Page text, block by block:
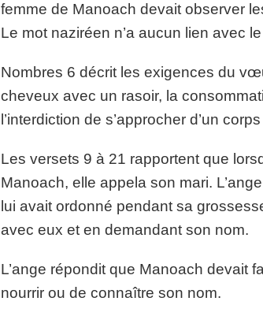
femme de Manoach devait observer
Le mot naziréen n’a aucun lien avec
Nombres 6 décrit les exigences du
cheveux avec un rasoir, la
l’interdiction de s’approcher d’un
Les versets 9 à 21 rapportent que
Manoach, elle appela son mari.
lui avait ordonné pendant sa
avec eux et en demandant son nom.
L’ange répondit que Manoach devait
nourrir ou de connaître son nom.